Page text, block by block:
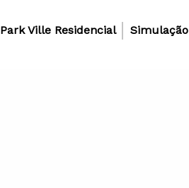
Park Ville Residencial Simulação